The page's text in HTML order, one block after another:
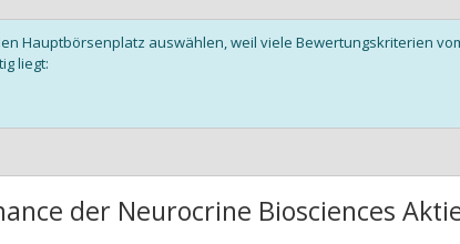
Hauptbörsenplatz auswählen, weil viele Bewertungskriterien
liegt:
der Neurocrine Biosciences